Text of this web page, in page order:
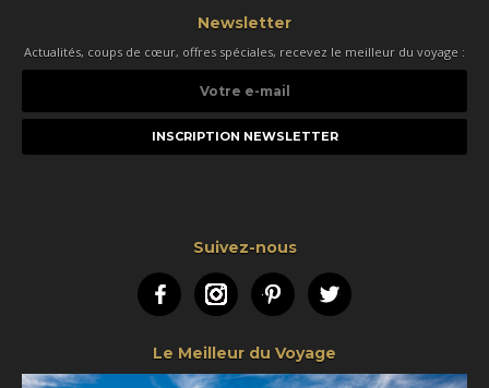
Newsletter
Actualités, coups de cœur, offres spéciales, recevez le meilleur du voyage :
e-
Suivez-nous
FacebookInstagramPinterestTwitter
Le Meilleur du Voyage